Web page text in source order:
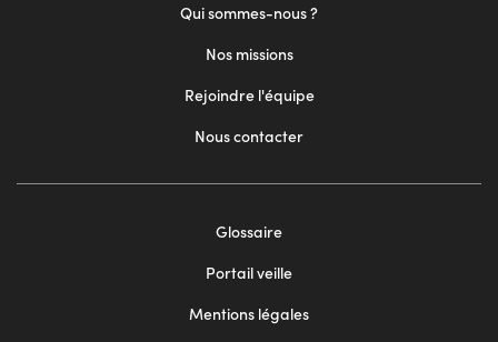
Qui sommes-nous ?
Nos missions
Rejoindre l'équipe
Nous contacter
Glossaire
Portail veille
Mentions légales